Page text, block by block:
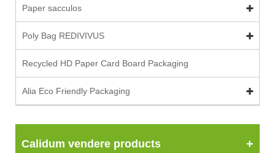
Paper sacculos
Poly Bag REDIVIVUS
Recycled HD Paper Card Board Packaging
Alia Eco Friendly Packaging
Calidum vendere products